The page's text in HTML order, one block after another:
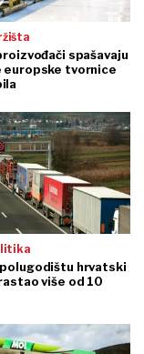
spašavaju
europske tvornice
polugodištu hrvatski
više od 10